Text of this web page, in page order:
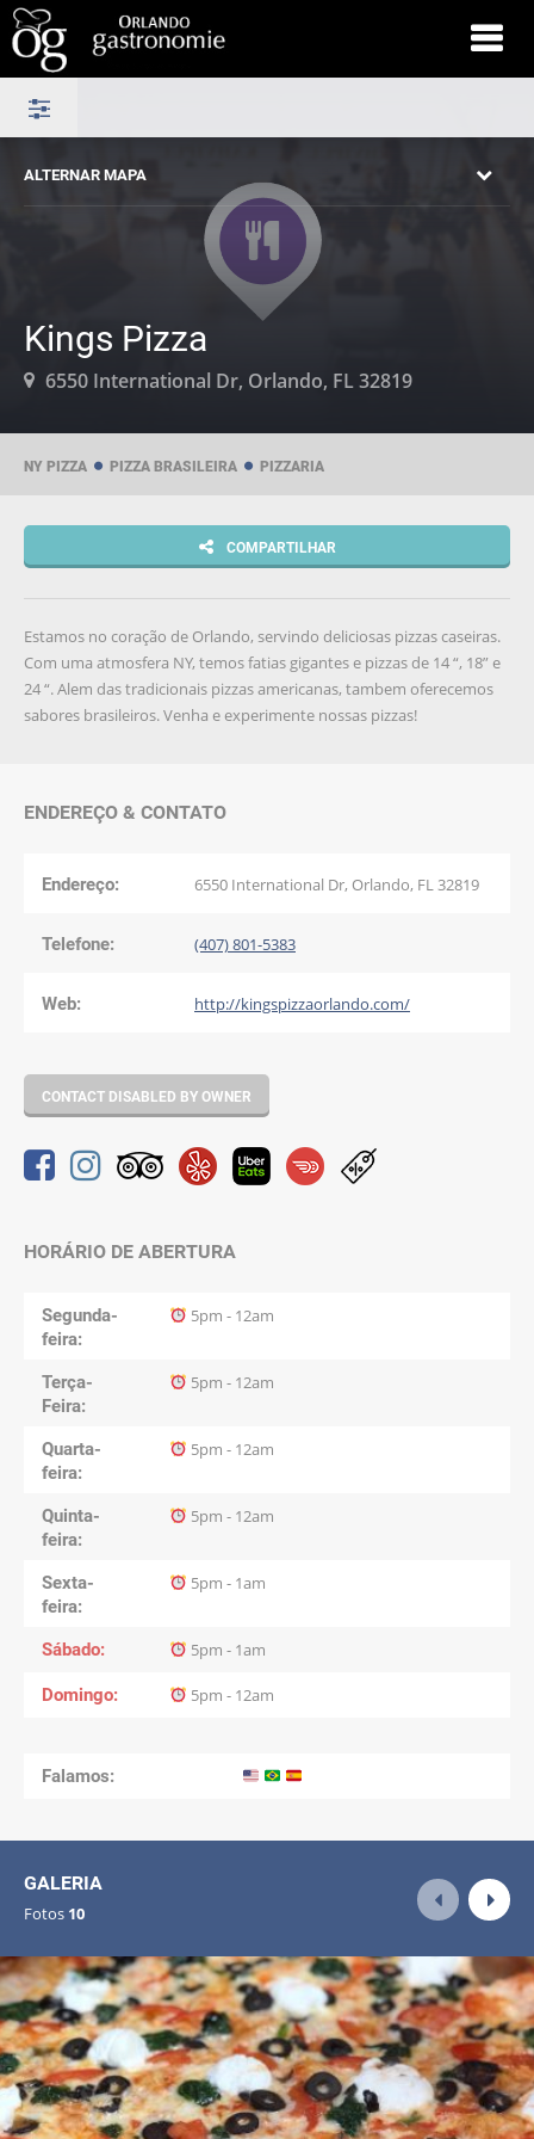
ALTERNAR MAPA
Kings Pizza
6550 International Dr, Orlando, FL 32819
NY PIZZA PIZZA BRASILEIRA PIZZARIA
COMPARTILHAR
Estamos no coração de Orlando, servindo deliciosas pizzas caseiras.
Com uma atmosfera NY, temos fatias gigantes e pizzas de 14 “, 18” e
24 “. Alem das tradicionais pizzas americanas, tambem oferecemos
sabores brasileiros. Venha e experimente nossas pizzas!
ENDEREÇO & CONTATO
Endereço: 6550 International Dr, Orlando, FL 32819
Telefone: (407) 801-5383
Web: http://kingspizzaorlando.com/
CONTACT DISABLED BY OWNER
HORÁRIO DE ABERTURA
Segunda-
feira
5pm - 12am
Terça-
Feira
5pm - 12am
Quarta-
feira
5pm - 12am
Quinta-
feira
5pm - 12am
Sexta-
feira
5pm - 1am
Sábado 5pm - 1am
Domingo 5pm - 12am
Falamos:
GALERIA
Fotos 10